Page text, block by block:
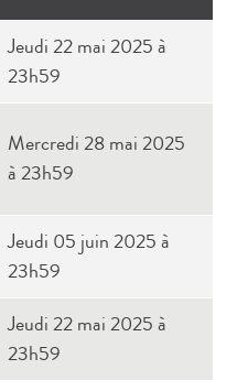
Jeudi 22 mai 2025 à
23h59
Mercredi 28 mai 2025
à 23h59
Jeudi 05 juin 2025 à
23h59
Jeudi 22 mai 2025 à
23h59